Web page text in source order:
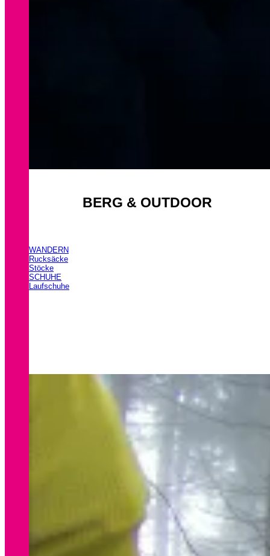
BERG & OUTDOOR
WANDERN
Rucksäcke
Stöcke
SCHUHE
Laufschuhe